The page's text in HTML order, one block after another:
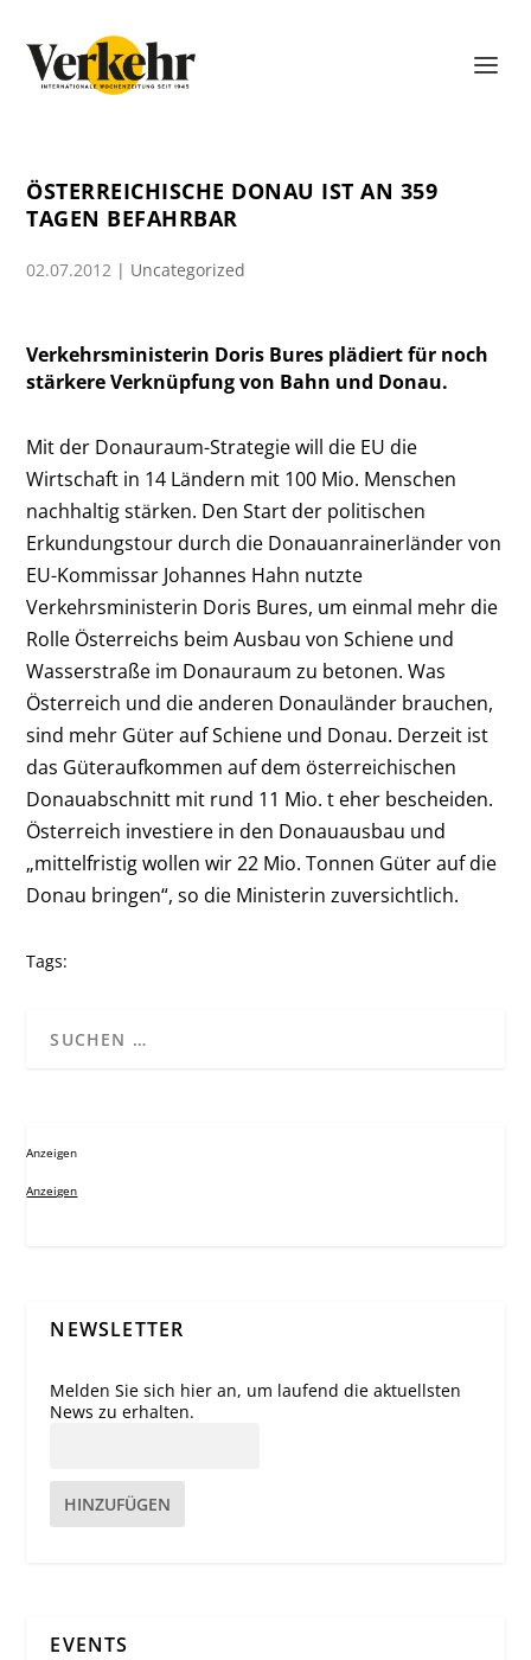
ÖSTERREICHISCHE DONAU IST AN 359
TAGEN BEFAHRBAR
02.07.2012 | Uncategorized
Verkehrsministerin Doris Bures plädiert für noch
stärkere Verknüpfung von Bahn und Donau.
Mit der Donauraum-Strategie will die EU die
Wirtschaft in 14 Ländern mit 100 Mio. Menschen
nachhaltig stärken. Den Start der politischen
Erkundungstour durch die Donauanrainerländer von
EU-Kommissar Johannes Hahn nutzte
Verkehrsministerin Doris Bures, um einmal mehr die
Rolle Österreichs beim Ausbau von Schiene und
Wasserstraße im Donauraum zu betonen. Was
Österreich und die anderen Donauländer brauchen,
sind mehr Güter auf Schiene und Donau. Derzeit ist
das Güteraufkommen auf dem österreichischen
Donauabschnitt mit rund 11 Mio. t eher bescheiden.
Österreich investiere in den Donauausbau und
„mittelfristig wollen wir 22 Mio. Tonnen Güter auf die
Donau bringen“, so die Ministerin zuversichtlich.
Tags:
Anzeigen
Anzeigen
NEWSLETTER
Melden Sie sich hier an, um laufend die aktuellsten
News zu erhalten.
HINZUFÜGEN
EVENTS